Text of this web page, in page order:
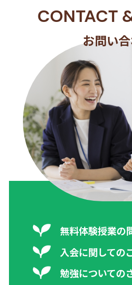
CONTACT
お問い
無料体験授業の
入会に関しての
勉強についての